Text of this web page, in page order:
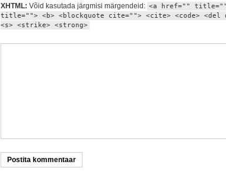
XHTML: Võid kasutada järgmisi märgendeid: <a href=""
title=""> <b> <blockquote cite=""> <cite> <code> <del
<s> <strike> <strong>